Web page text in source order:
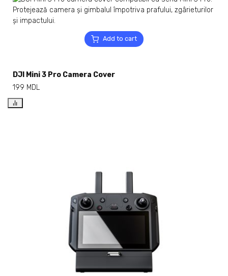
Add to cart
DJI Mini 3 Pro Camera Cover
199 MDL